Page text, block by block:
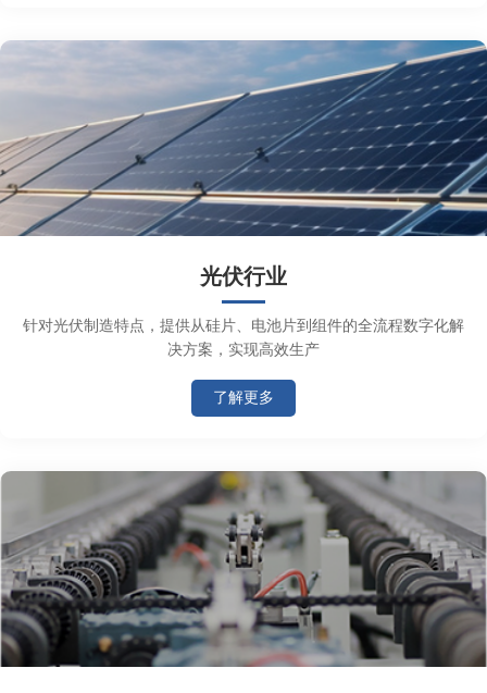
光伏行业
针对光伏制造特点，提供从硅片、电池片到组件的全流程数字化解
决方案，实现高效生产
了解更多